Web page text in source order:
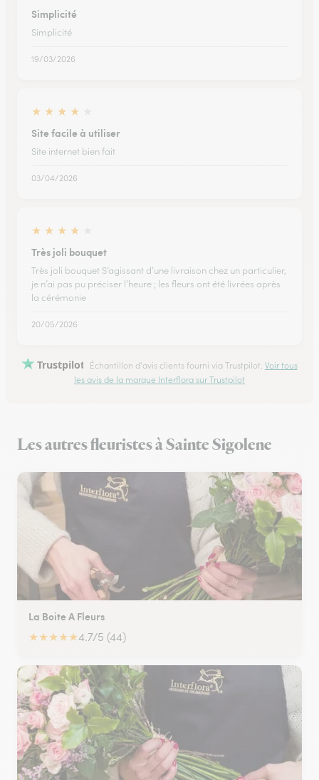
Simplicité
Simplicité
19/03/2026
★ ★ ★ ★
Site facile à utiliser
Site internet bien fait
03/04/2026
★ ★ ★ ★
Très joli bouquet
Très joli bouquet S’agissant d’une livraison chez un particulier,
je n’ai pas pu préciser l’heure ; les fleurs ont été livrées après
la cérémonie
20/05/2026
Trustpilot Échantillon d'avis clients fourni via Trustpilot. Voir tous
les avis de la marque Interflora sur Trustpilot
Les autres fleuristes à Sainte Sigolene
La Boite A Fleurs
★★★★★4.7/5 (44)